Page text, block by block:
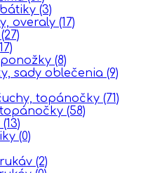
(3)
overaly (17)
(27)
(8)
sady oblečenia (9)
topánočky (71)
(58)
(13)
(0)
(2)